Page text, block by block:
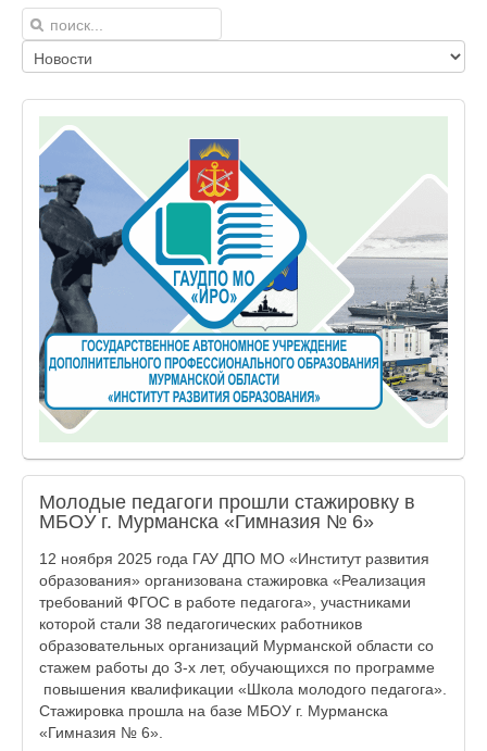
Молодые педагоги прошли стажировку в
МБОУ г. Мурманска «Гимназия № 6»
12 ноября 2025 года ГАУ ДПО МО «Институт развития
образования» организована стажировка «Реализация
требований ФГОС в работе педагога», участниками
которой стали 38 педагогических работников
образовательных организаций Мурманской области со
стажем работы до 3-х лет, обучающихся по программе
повышения квалификации «Школа молодого педагога».
Стажировка прошла на базе МБОУ г. Мурманска
«Гимназия № 6».